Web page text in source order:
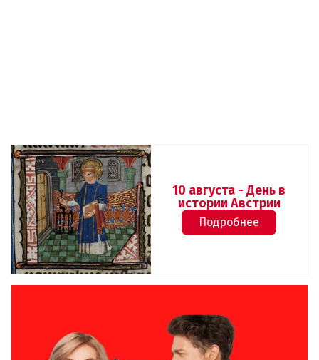
10 августа - День в
истории Австрии
Подробнее